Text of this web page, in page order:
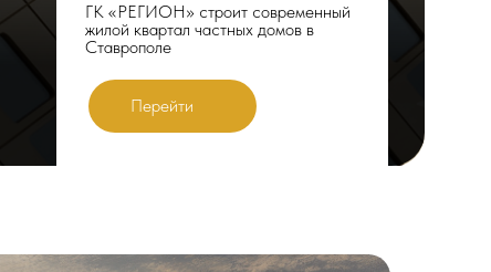
ГК «РЕГИОН» строит современный
жилой квартал частных домов в
Ставрополе
Перейти